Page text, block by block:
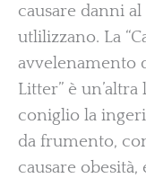
causare danni
utlilizzano. La
avvelenamento
Litter” è
coniglio la
da frumento,
causare